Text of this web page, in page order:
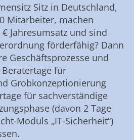
Sitz in Deutschland,
Mitarbeiter, machen
Jahresumsatz und sind
förderfähig? Dann
Geschäftsprozesse und
für
Grobkonzeptionierung
für sachverständige
(davon 2 Tage
Moduls „IT-Sicherheit“)